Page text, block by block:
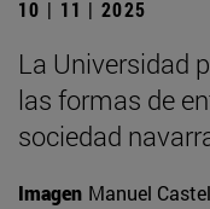
10 | 11 | 2025
La Universidad
las formas de
sociedad
Imagen Manuel